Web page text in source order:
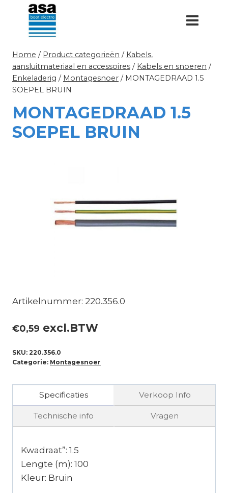
Doorgaan
inhoud
Home / Product categorieën / Kabels,
aansluitmateriaal en accessoires / Kabels en snoeren /
Enkeladerig / Montagesnoer / MONTAGEDRAAD 1.5
SOEPEL BRUIN
MONTAGEDRAAD 1.5
SOEPEL BRUIN
Artikelnummer: 220.356.0
€0,59 excl.BTW
SKU: 220.356.0
Categorie: Montagesnoer
Specificaties Verkoop Info
Technische info Vragen
Kwadraat”: 1.5
Lengte (m): 100
Kleur: Bruin